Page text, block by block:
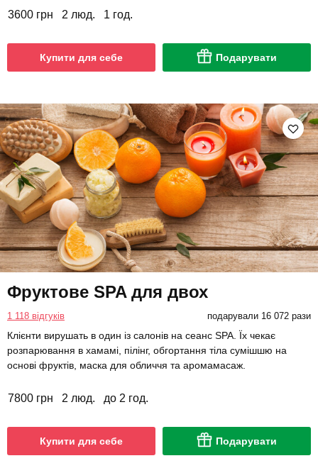
3600 грн 2 люд. 1 год.
Купити для себе Подарувати
Фруктове SPA для двох
1 118 відгуків подарували 16 072 рази
Клієнти вирушать в один із салонів на сеанс SPA. Їх чекає
розпарювання в хамамі, пілінг, обгортання тіла сумішшю на
основі фруктів, маска для обличчя та аромамасаж.
7800 грн 2 люд. до 2 год.
Купити для себе Подарувати